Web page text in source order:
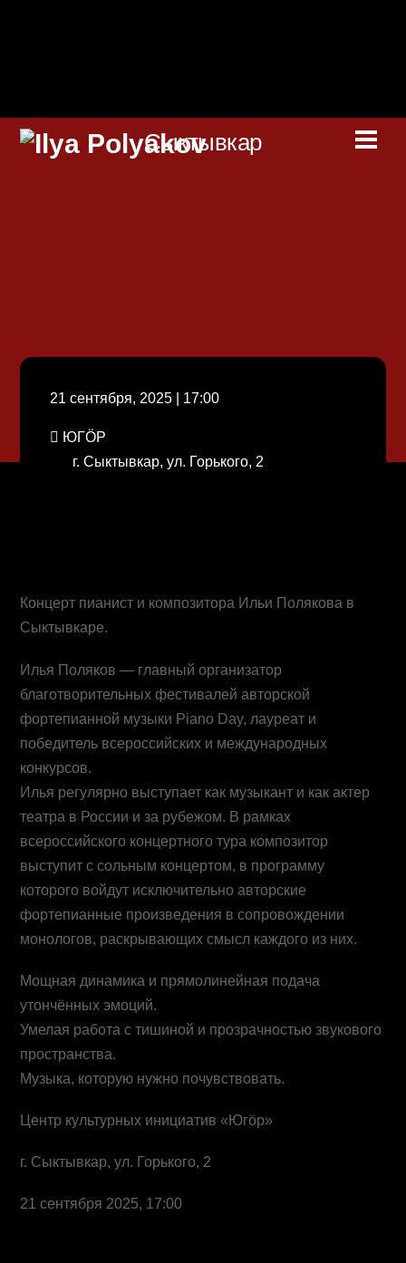
Сыктывкар
21 сентября, 2025 | 17:00
ЮГӦР
г. Сыктывкар, ул. Горького, 2
Концерт пианист и композитора Ильи Полякова в
Сыктывкаре.
Илья Поляков — главный организатор
благотворительных фестивалей авторской
фортепианной музыки Piano Day, лауреат и
победитель всероссийских и международных
конкурсов.
Илья регулярно выступает как музыкант и как актер
театра в России и за рубежом. В рамках
всероссийского концертного тура композитор
выступит с сольным концертом, в программу
которого войдут исключительно авторские
фортепианные произведения в сопровождении
монологов, раскрывающих смысл каждого из них.
Мощная динамика и прямолинейная подача
утончённых эмоций.
Умелая работа с тишиной и прозрачностью звукового
пространства.
Музыка, которую нужно почувствовать.
Центр культурных инициатив «Югӧр»
г. Сыктывкар, ул. Горького, 2
21 сентября 2025, 17:00